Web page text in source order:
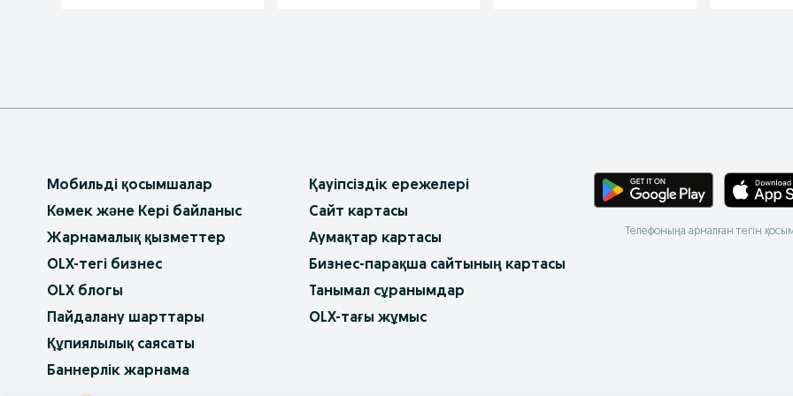
Мобильді қосымшалар
Көмек және Кері байланыс
Жарнамалық қызметтер
OLX-тегі бизнес
OLX блогы
Пайдалану шарттары
Құпиялылық саясаты
Баннерлік жарнама
Қауіпсіздік ережелері
Сайт картасы
Аумақтар картасы
Бизнес-парақша сайтының картасы
Танымал сұранымдар
OLX-тағы жұмыс
Телефоныңа арналған тегін